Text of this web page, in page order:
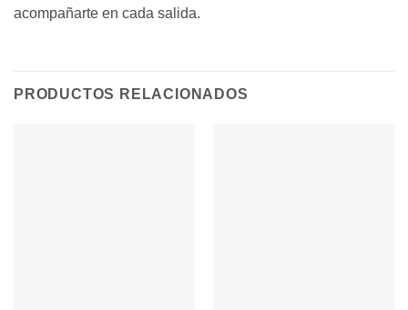
acompañarte en cada salida.
PRODUCTOS RELACIONADOS